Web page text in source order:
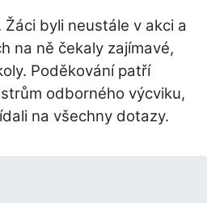
byli neustále v akci a
na ně čekaly zajímavé,
Poděkování patří
odborného výcviku,
na všechny dotazy.